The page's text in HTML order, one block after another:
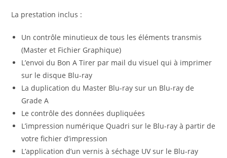
La prestation inclus :
Un contrôle minutieux de tous les éléments transmis
(Master et Fichier Graphique)
L’envoi du Bon A Tirer par mail du visuel qui à imprimer
sur le disque Blu-ray
La duplication du Master Blu-ray sur un Blu-ray de
Grade A
Le contrôle des données dupliquées
L’impression numérique Quadri sur le Blu-ray à partir de
votre fichier d’impression
L’application d’un vernis à séchage UV sur le Blu-ray